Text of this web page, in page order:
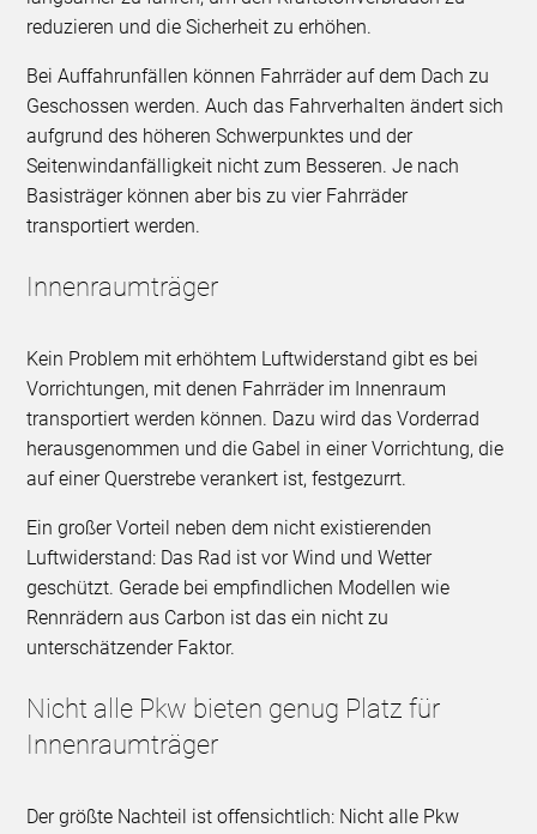
reduzieren und die Sicherheit zu erhöhen.
Bei Auffahrunfällen können Fahrräder auf dem Dach zu
Geschossen werden. Auch das Fahrverhalten ändert sich
aufgrund des höheren Schwerpunktes und der
Seitenwindanfälligkeit nicht zum Besseren. Je nach
Basisträger können aber bis zu vier Fahrräder
transportiert werden.
Innenraumträger
Kein Problem mit erhöhtem Luftwiderstand gibt es bei
Vorrichtungen, mit denen Fahrräder im Innenraum
transportiert werden können. Dazu wird das Vorderrad
herausgenommen und die Gabel in einer Vorrichtung, die
auf einer Querstrebe verankert ist, festgezurrt.
Ein großer Vorteil neben dem nicht existierenden
Luftwiderstand: Das Rad ist vor Wind und Wetter
geschützt. Gerade bei empfindlichen Modellen wie
Rennrädern aus Carbon ist das ein nicht zu
unterschätzender Faktor.
Nicht alle Pkw bieten genug Platz für
Innenraumträger
Der größte Nachteil ist offensichtlich: Nicht alle Pkw